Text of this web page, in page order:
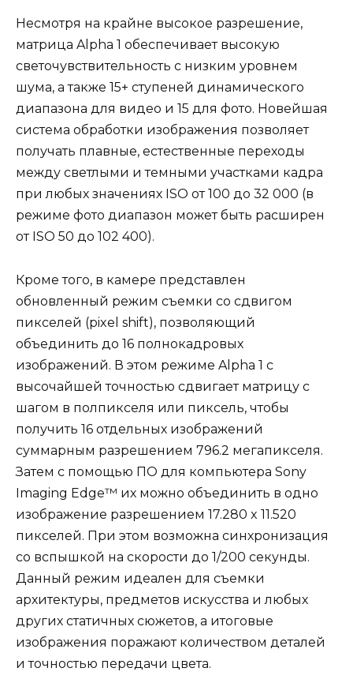
Несмотря на крайне высокое разрешение,
матрица Alpha 1 обеспечивает высокую
светочувствительность с низким уровнем
шума, а также 15+ ступеней динамического
диапазона для видео и 15 для фото. Новейшая
система обработки изображения позволяет
получать плавные, естественные переходы
между светлыми и темными участками кадра
при любых значениях ISO от 100 до 32 000 (в
режиме фото диапазон может быть расширен
от ISO 50 до 102 400).
Кроме того, в камере представлен
обновленный режим съемки со сдвигом
пикселей (pixel shift), позволяющий
объединить до 16 полнокадровых
изображений. В этом режиме Alpha 1 с
высочайшей точностью сдвигает матрицу с
шагом в полпикселя или пиксель, чтобы
получить 16 отдельных изображений
суммарным разрешением 796.2 мегапикселя.
Затем с помощью ПО для компьютера Sony
Imaging Edge™ их можно объединить в одно
изображение разрешением 17.280 x 11.520
пикселей. При этом возможна синхронизация
со вспышкой на скорости до 1/200 секунды.
Данный режим идеален для съемки
архитектуры, предметов искусства и любых
других статичных сюжетов, а итоговые
изображения поражают количеством деталей
и точностью передачи цвета.